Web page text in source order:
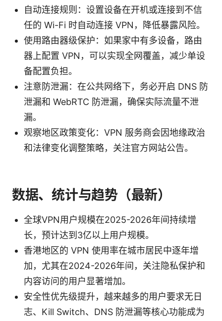
自动连接规则：设置设备在开机或连接到不信
任的 Wi-Fi 时自动连接 VPN，降低暴露风险。
使用路由器级保护：如果家中有多设备，路由
器上配置 VPN，可以实现全网覆盖，减少单设
备配置负担。
注意防泄漏：在公共网络下，务必开启 DNS 防
泄漏和 WebRTC 防泄漏，确保实际流量不泄
漏。
观察地区政策变化：VPN 服务商会因地缘政治
和法律变化调整策略，关注官方网站公告。
数据、统计与趋势（最新）
全球VPN用户规模在2025-2026年间持续增
长，预计达到3亿以上用户规模。
香港地区的 VPN 使用率在城市居民中逐年增
加，尤其在2024-2026年间，关注隐私保护和
内容访问的用户显著增加。
安全性优先级提升，越来越多的用户要求无日
志、Kill Switch、DNS 防泄漏等核心功能成为